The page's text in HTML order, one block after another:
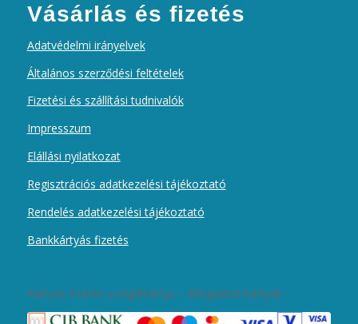
Vásárlás és fizetés
Adatvédelmi irányelvek
Általános szerződési feltételek
Fizetési és szállítási tudnivalók
Impresszum
Elállási nyilatkozat
Regisztrációs adatkezelési tájékoztató
Rendelés adatkezelési tájékoztató
Bankkártyás fizetés
Kártyás fizetés szolgáltatója – Elfogadott kártyák